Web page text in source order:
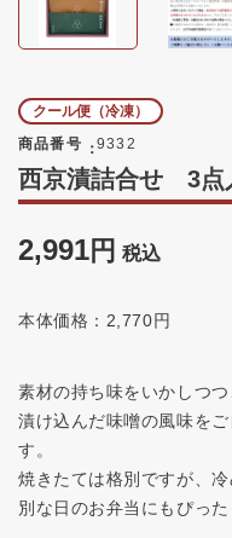
クール便（冷凍）
商品番号
9332
西京漬詰合せ 3
2,991 税込
本体価格：2,770円
素材の持ち味をいかしつ
漬け込んだ味噌の風味を
す。
焼きたては格別ですが、
別な日のお弁当にもぴった